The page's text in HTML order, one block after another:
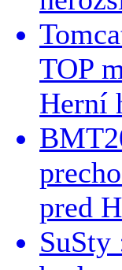
TOP
Herní
pred